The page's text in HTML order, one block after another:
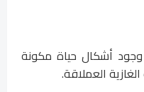
وجود أشكال حياة مكونة
العملاقة.